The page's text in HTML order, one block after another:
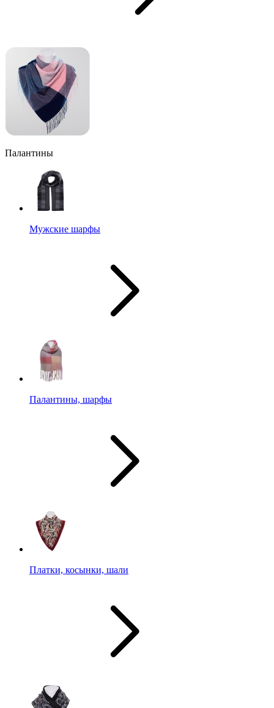
Палантины
Мужские шарфы
Палантины, шарфы
Платки, косынки, шали